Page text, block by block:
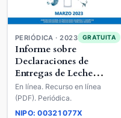
PERIÓDICA · 2023 GRATUITA
Informe sobre
Declaraciones de
Entregas de Leche
Cruda a los Primeros
Compradores : Ovino y
Caprino de Leche
En línea. Recurso en línea
(PDF). Periódica.
NIPO: 00321077X